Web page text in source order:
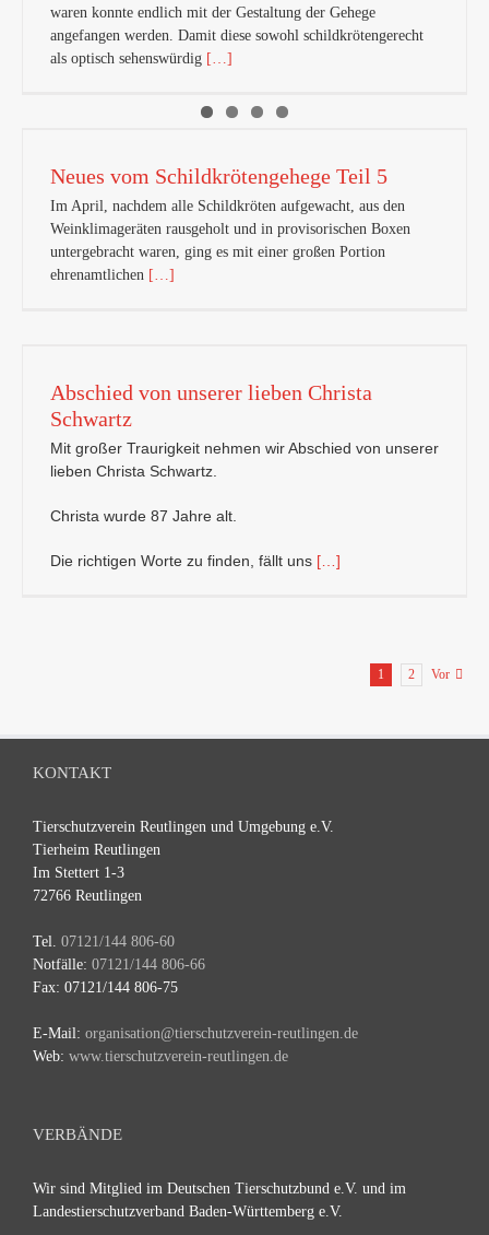
waren konnte endlich mit der Gestaltung der Gehege
angefangen werden. Damit diese sowohl schildkrötengerecht
als optisch sehenswürdig […]
Neues vom Schildkrötengehege Teil 5
Im April, nachdem alle Schildkröten aufgewacht, aus den
Weinklimageräten rausgeholt und in provisorischen Boxen
untergebracht waren, ging es mit einer großen Portion
ehrenamtlichen […]
Abschied von unserer lieben Christa
Schwartz
Mit großer Traurigkeit nehmen wir Abschied von unserer
lieben Christa Schwartz.
Christa wurde 87 Jahre alt.
Die richtigen Worte zu finden, fällt uns […]
1 2 Vor
KONTAKT
Tierschutzverein Reutlingen und Umgebung e.V.
Tierheim Reutlingen
Im Stettert 1-3
72766 Reutlingen
Tel. 07121/144 806-60
Notfälle: 07121/144 806-66
Fax: 07121/144 806-75
E-Mail: organisation@tierschutzverein-reutlingen.de
Web: www.tierschutzverein-reutlingen.de
VERBÄNDE
Wir sind Mitglied im Deutschen Tierschutzbund e.V. und im
Landestierschutzverband Baden-Württemberg e.V.